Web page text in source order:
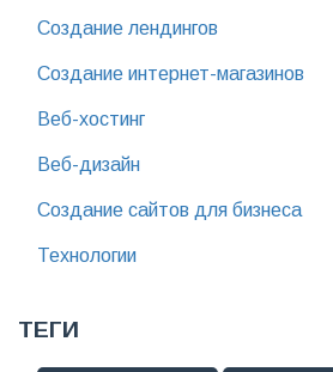
Создание лендингов
Создание интернет-магазинов
Веб-хостинг
Веб-дизайн
Создание сайтов для бизнеса
Технологии
ТЕГИ